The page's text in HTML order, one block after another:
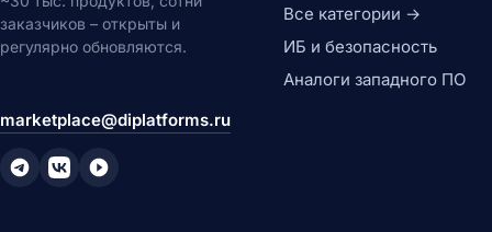
заказчиков – открыты и
регулярно обновляются.
marketplace@diplatforms.ru
Все категории →
ИБ и безопасность
Аналоги западного ПО